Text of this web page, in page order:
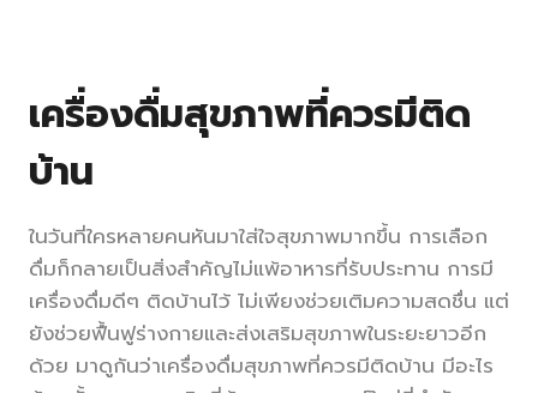
เครื่องดื่มสุขภาพที่ควรมีติด
บ้าน
ในวันที่ใครหลายคนหันมาใส่ใจสุขภาพมากขึ้น การเลือก
ดื่มก็กลายเป็นสิ่งสำคัญไม่แพ้อาหารที่รับประทาน การมี
เครื่องดื่มดีๆ ติดบ้านไว้ ไม่เพียงช่วยเติมความสดชื่น แต่
ยังช่วยฟื้นฟูร่างกายและส่งเสริมสุขภาพในระยะยาวอีก
ด้วย มาดูกันว่าเครื่องดื่มสุขภาพที่ควรมีติดบ้าน มีอะไร